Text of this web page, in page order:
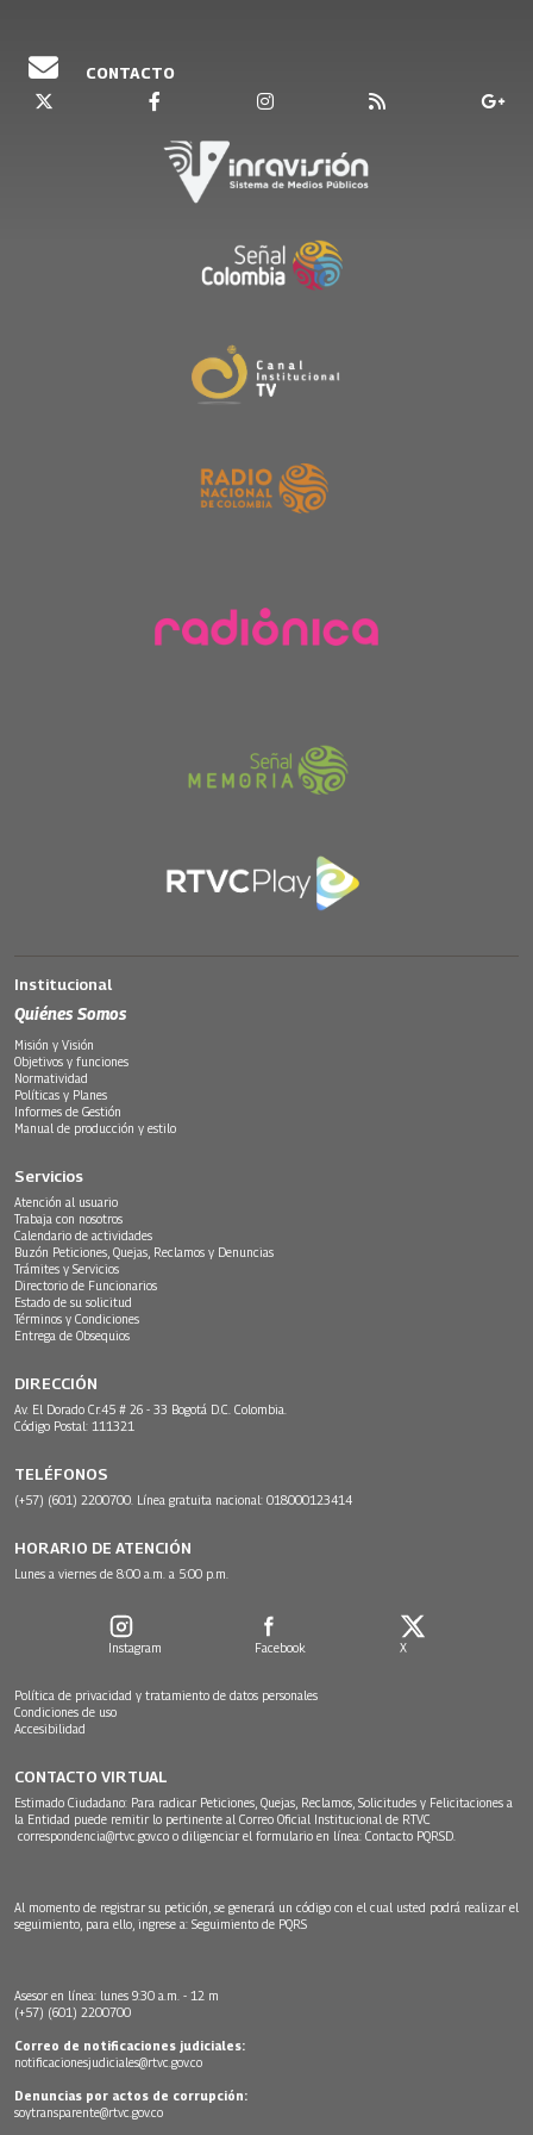
Emisión 04 de noviembre del 2021
CONTACTO
Institucional
Quiénes Somos
Misión y Visión
Objetivos y funciones
Normatividad
Políticas y Planes
Informes de Gestión
Manual de producción y estilo
Servicios
Atención al usuario
Trabaja con nosotros
Calendario de actividades
Buzón Peticiones, Quejas, Reclamos y Denuncias
Trámites y Servicios
Directorio de Funcionarios
Estado de su solicitud
Términos y Condiciones
Entrega de Obsequios
DIRECCIÓN
Av. El Dorado Cr.45 # 26 - 33 Bogotá D.C. Colombia.
Código Postal: 111321
TELÉFONOS
(+57) (601) 2200700. Línea gratuita nacional: 018000123414
HORARIO DE ATENCIÓN
Lunes a viernes de 8:00 a.m. a 5:00 p.m.
Instagram Facebook X
Política de privacidad y tratamiento de datos personales
Condiciones de uso
Accesibilidad
CONTACTO VIRTUAL
Estimado Ciudadano: Para radicar Peticiones, Quejas, Reclamos, Solicitudes y Felicitaciones a
la Entidad puede remitir lo pertinente al Correo Oficial Institucional de RTVC
correspondencia@rtvc.gov.co o diligenciar el formulario en línea: Contacto PQRSD.
Al momento de registrar su petición, se generará un código con el cual usted podrá realizar el
seguimiento, para ello, ingrese a: Seguimiento de PQRS
Asesor en línea: lunes 9:30 a.m. - 12 m
(+57) (601) 2200700
Correo de notificaciones judiciales:
notificacionesjudiciales@rtvc.gov.co
Denuncias por actos de corrupción:
soytransparente@rtvc.gov.co